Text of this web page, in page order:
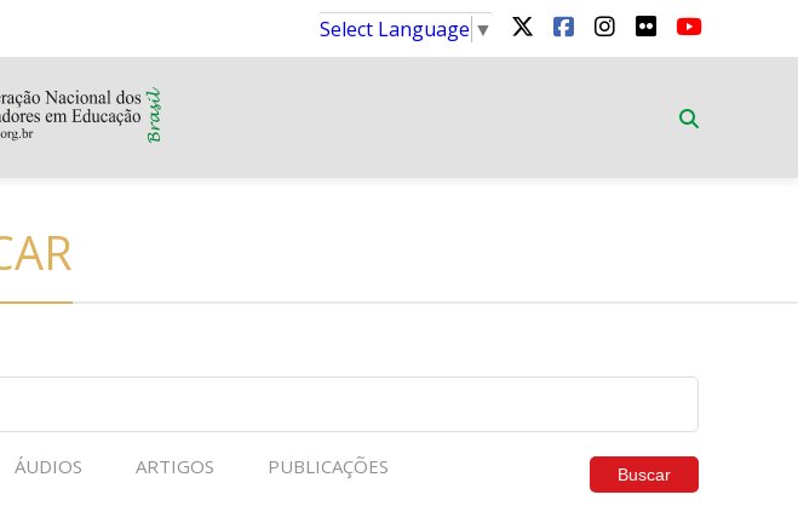
Select Language ▼
ÁUDIOS ARTIGOS PUBLICAÇÕES Buscar